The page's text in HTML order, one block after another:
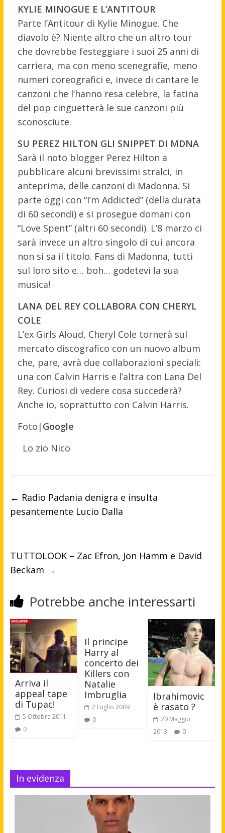
KYLIE MINOGUE E L’ANTITOUR
Parte l’Antitour di Kylie Minogue. Che
diavolo è? Niente altro che un altro tour
che dovrebbe festeggiare i suoi 25 anni di
carriera, ma con meno scenegrafie, meno
numeri coreografici e, invece di cantare le
canzoni che l’hanno resa celebre, la fatina
del pop cinguetterà le sue canzoni più
sconosciute.
SU PEREZ HILTON GLI SNIPPET DI MDNA
Sarà il noto blogger Perez Hilton a
pubblicare alcuni brevissimi stralci, in
anteprima, delle canzoni di Madonna. Si
parte oggi con “I’m Addicted” (della durata
di 60 secondi) e si prosegue domani con
“Love Spent” (altri 60 secondi). L’8 marzo ci
sarà invece un altro singolo di cui ancora
non si sa il titolo. Fans di Madonna, tutti
sul loro sito e… boh… godetevi la sua
musica!
LANA DEL REY COLLABORA CON CHERYL
COLE
L’ex Girls Aloud, Cheryl Cole tornerà sul
mercato discografico con un nuovo album
che, pare, avrà due collaborazioni speciali:
una con Calvin Harris e l’altra con Lana Del
Rey. Curiosi di vedere cosa succederà?
Anche io, soprattutto con Calvin Harris.
Foto| Google
Lo zio Nico
← Radio Padania denigra e insulta
pesantemente Lucio Dalla
TUTTOLOOK – Zac Efron, Jon Hamm e David
Beckam →
Potrebbe anche interessarti
Arriva il
appeal tape
di Tupac!
5 Ottobre 2011
0
Il principe
Harry al
concerto dei
Killers con
Natalie
Imbruglia
2 Luglio 2009
0
Ibrahimovic
è rasato ?
20 Maggio
2013
0
In evidenza